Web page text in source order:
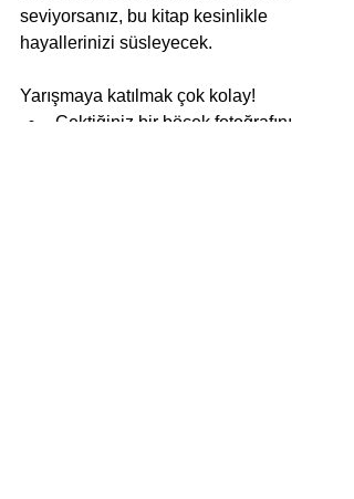
seviyorsanız, bu kitap kesinlikle
hayallerinizi süsleyecek.
Yarışmaya katılmak çok kolay!
Çektiğiniz bir böcek fotoğrafını